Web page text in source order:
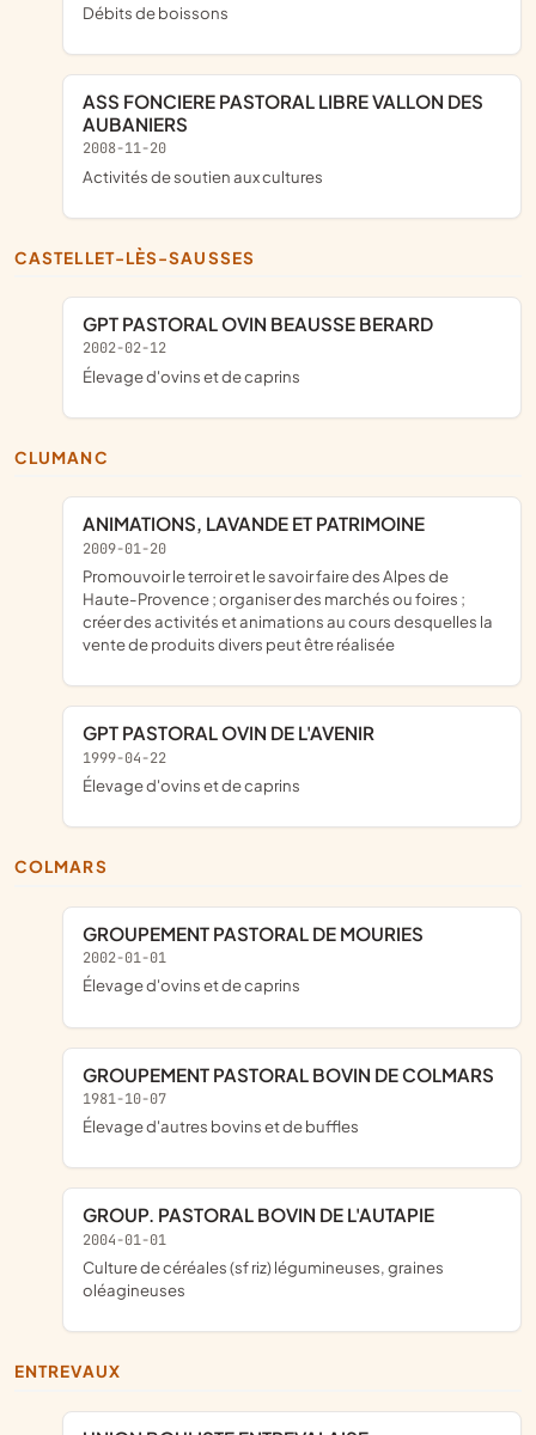
Débits de boissons
ASS FONCIERE PASTORAL LIBRE VALLON DES
AUBANIERS
2008-11-20
Activités de soutien aux cultures
CASTELLET-LÈS-SAUSSES
GPT PASTORAL OVIN BEAUSSE BERARD
2002-02-12
Élevage d'ovins et de caprins
CLUMANC
ANIMATIONS, LAVANDE ET PATRIMOINE
2009-01-20
promouvoir le terroir et le savoir faire des Alpes de
Haute-Provence ; organiser des marchés ou foires ;
créer des activités et animations au cours desquelles la
vente de produits divers peut être réalisée
GPT PASTORAL OVIN DE L'AVENIR
1999-04-22
Élevage d'ovins et de caprins
COLMARS
GROUPEMENT PASTORAL DE MOURIES
2002-01-01
Élevage d'ovins et de caprins
GROUPEMENT PASTORAL BOVIN DE COLMARS
1981-10-07
Élevage d'autres bovins et de buffles
GROUP. PASTORAL BOVIN DE L'AUTAPIE
2004-01-01
Culture de céréales (sf riz) légumineuses, graines
oléagineuses
ENTREVAUX